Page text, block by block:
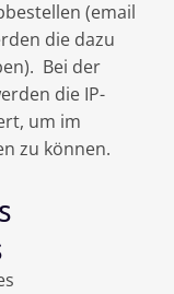
(email
die dazu
Bei der
die IP-
um im
zu können.